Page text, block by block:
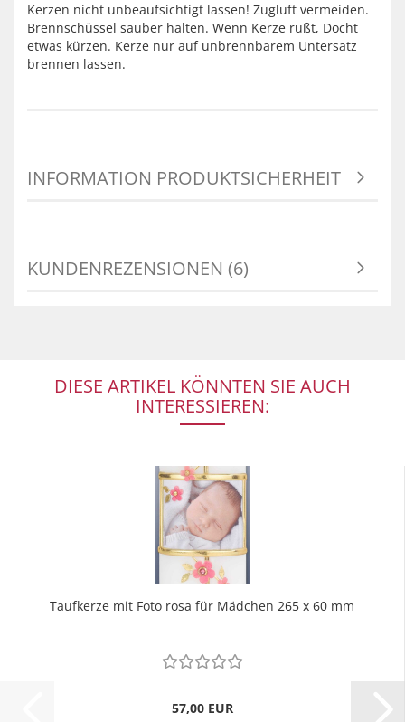
Kerzen nicht unbeaufsichtigt lassen! Zugluft vermeiden.
Brennschüssel sauber halten. Wenn Kerze rußt, Docht
etwas kürzen. Kerze nur auf unbrennbarem Untersatz
brennen lassen.
INFORMATION PRODUKTSICHERHEIT
KUNDENREZENSIONEN (6)
DIESE ARTIKEL KÖNNTEN SIE AUCH
INTERESSIEREN:
Taufkerze mit Foto rosa für Mädchen 265 x 60 mm
57,00 EUR